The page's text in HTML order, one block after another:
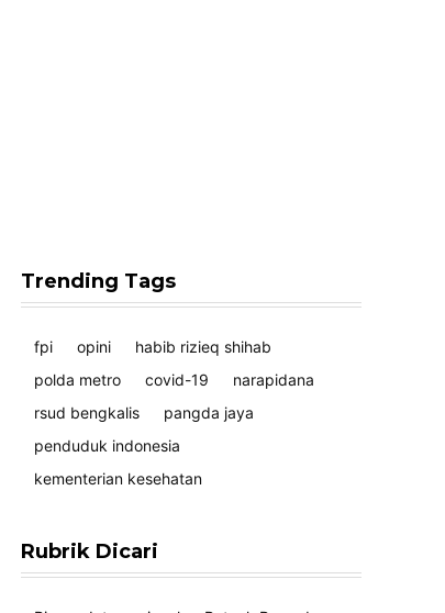
Trending Tags
fpi opini
habib rizieq shihab
polda metro
covid-19
narapidana
rsud bengkalis
pangda jaya
penduduk indonesia
kementerian kesehatan
Rubrik Dicari